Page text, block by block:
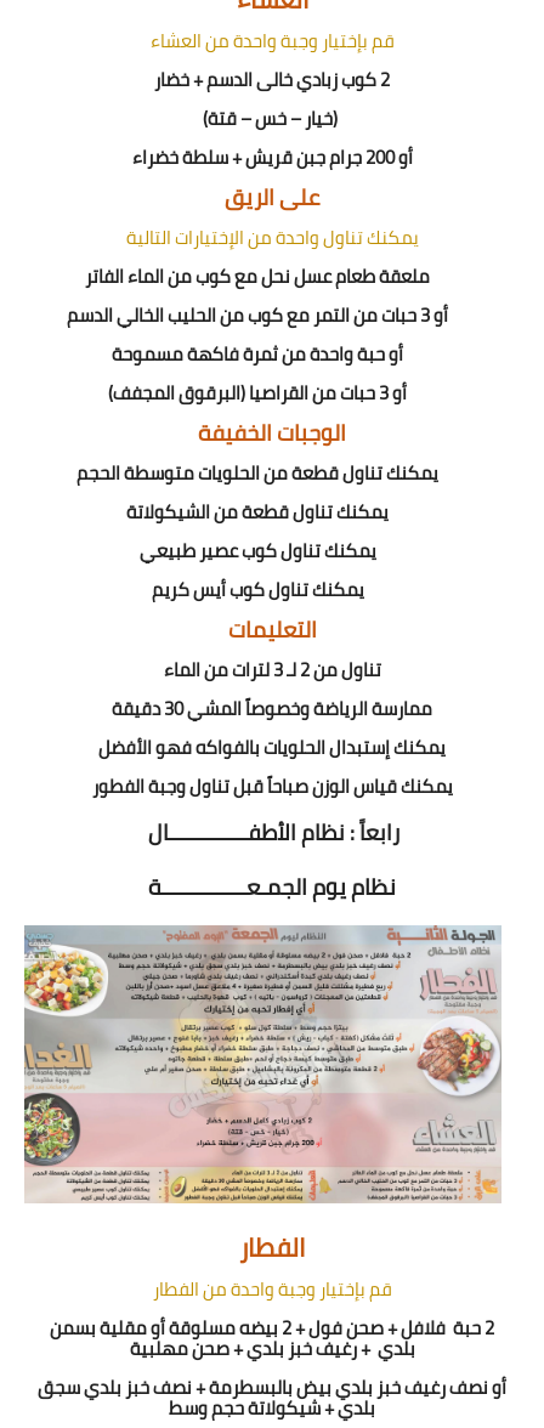
قم بإختيار وجبة واحدة من العشاء
2كوب زبادي خالى الدسم+خضار
(خيار – خس – قتة)
أو200جرام جبن قريش + سلطة خضراء
على الريق
يمكنك تناول واحدة من الإختيارات التالية
ملعقة طعام عسل نحل مع كوب من الماء الفاتر
أو 3 حبات من التمر مع كوب من الحليب الخالي الدسم
أو حبة واحدة من ثمرة فاكهة مسموحة
أو 3 حبات من القراصيا (البرقوق المجفف)
الوجبات الخفيفة
يمكنك تناول قطعة من الحلويات متوسطة الحجم
يمكنك تناول قطعة من الشيكولاتة
يمكنك تناول كوب عصير طبيعي
يمكنك تناول كوب أيس كريم
التعليمات
تناول من 2 لـ 3 لترات من الماء
ممارسة الرياضة وخصوصاً المشي 30 دقيقة
يمكنك إستبدال الحلويات بالفواكه فهو الأفضل
يمكنك قياس الوزن صباحاً قبل تناول وجبة الفطور
رابعاً : نظام الأطفـــــــــــــال
نظام يوم الجمـعــــــــــــــة
الفطار
قم بإختيار وجبة واحدة من الفطار
2 حبة
فلافل + صحن فول + 2 بيضه مسلوقة أو مقلية بسمن
بلدي + رغيف خبز بلدي + صحن مهلبية
أو نصف رغيف خبز بلدي بيض بالبسطرمة + نصف خبز بلدي سجق
بلدي + شيكولاتة حجم وسط